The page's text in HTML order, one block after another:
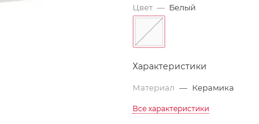
Цвет — Белый
Характеристики
Материал — Керамика
Все характеристики